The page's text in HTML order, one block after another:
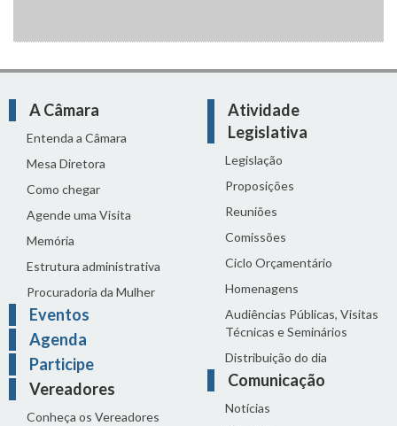
A Câmara
Entenda a Câmara
Mesa Diretora
Como chegar
Agende uma Visita
Memória
Estrutura administrativa
Procuradoria da Mulher
Eventos
Agenda
Participe
Vereadores
Conheça os Vereadores
Atividade
Legislativa
Legislação
Proposições
Reuniões
Comissões
Ciclo Orçamentário
Homenagens
Audiências Públicas, Visitas
Técnicas e Seminários
Distribuição do dia
Comunicação
Notícias